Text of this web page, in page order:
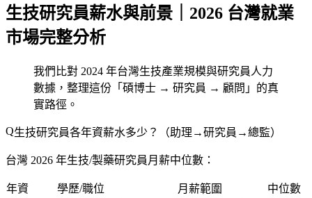
生技研究員薪水與前景｜2026 台灣就業
市場完整分析
我們比對 2024 年台灣生技產業規模與研究員人力
數據，整理這份「碩博士 → 研究員 → 顧問」的真
實路徑。
生技研究員各年資薪水多少？（助理→研究員→總監）
台灣 2026 年生技/製藥研究員月薪中位數：
年資 學歷/職位 月薪範圍
中位數